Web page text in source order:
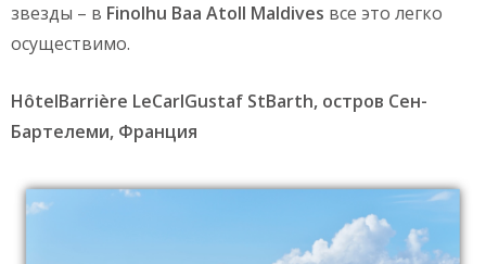
звезды – в Finolhu Baa Atoll Maldives все это легко
осуществимо.
HôtelBarrière LeCarlGustaf StBarth, остров Сен-
Бартелеми, Франция